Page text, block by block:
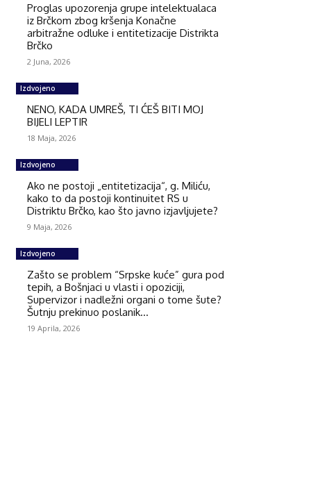
Proglas upozorenja grupe intelektualaca
iz Brčkom zbog kršenja Konačne
arbitražne odluke i entitetizacije Distrikta
Brčko
2 Juna, 2026
Izdvojeno
NENO, KADA UMREŠ, TI ĆEŠ BITI MOJ
BIJELI LEPTIR
18 Maja, 2026
Izdvojeno
Ako ne postoji „entitetizacija“, g. Miliću,
kako to da postoji kontinuitet RS u
Distriktu Brčko, kao što javno izjavljujete?
9 Maja, 2026
Izdvojeno
Zašto se problem “Srpske kuće” gura pod
tepih, a Bošnjaci u vlasti i opoziciji,
Supervizor i nadležni organi o tome šute?
Šutnju prekinuo poslanik...
19 Aprila, 2026